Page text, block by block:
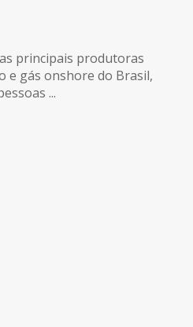
principais produtoras
e gás onshore do Brasil,
...